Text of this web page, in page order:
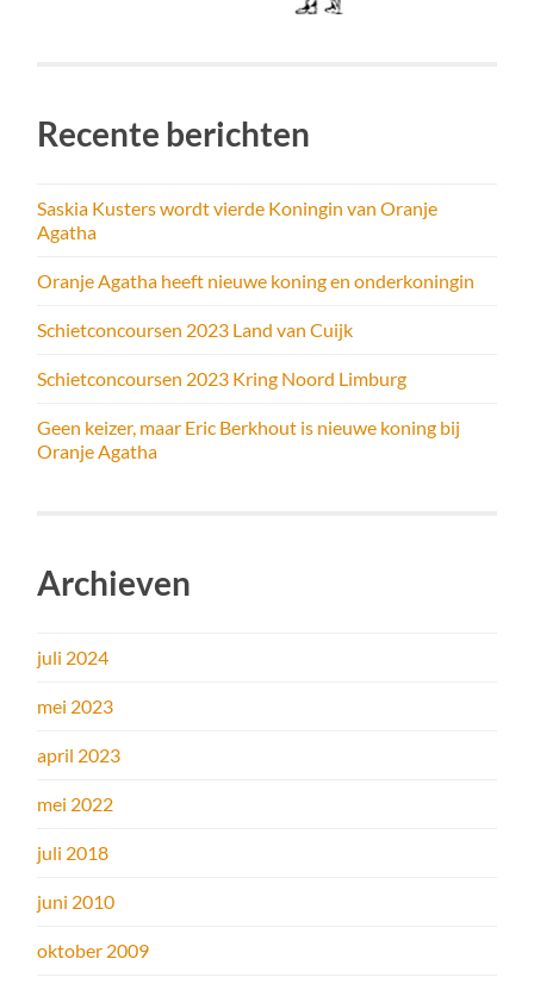
Recente berichten
Saskia Kusters wordt vierde Koningin van Oranje
Agatha
Oranje Agatha heeft nieuwe koning en onderkoningin
Schietconcoursen 2023 Land van Cuijk
Schietconcoursen 2023 Kring Noord Limburg
Geen keizer, maar Eric Berkhout is nieuwe koning bij
Oranje Agatha
Archieven
juli 2024
mei 2023
april 2023
mei 2022
juli 2018
juni 2010
oktober 2009